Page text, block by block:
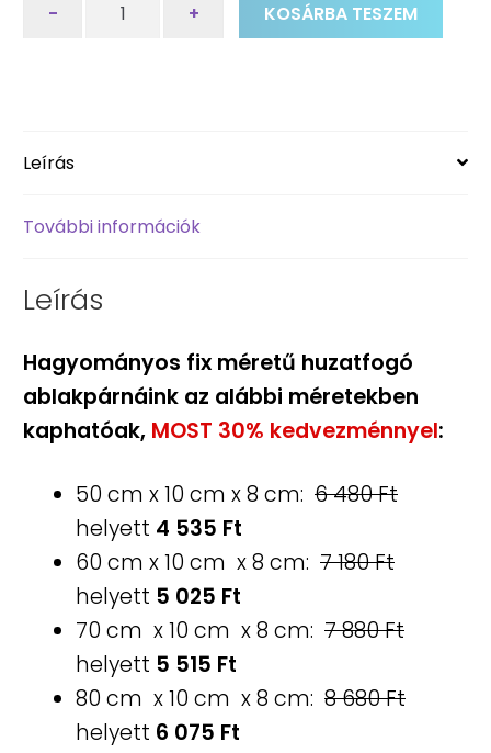
-
mennyiség
+ KOSÁRBA TESZEM
Leírás
További információk
Leírás
Hagyományos fix méretű huzatfogó
ablakpárnáink az alábbi méretekben
kaphatóak, MOST 30% kedvezménnyel:
50 cm x 10 cm x 8 cm: 6 480 Ft
helyett 4 535 Ft
60 cm x 10 cm x 8 cm: 7 180 Ft
helyett 5 025 Ft
70 cm x 10 cm x 8 cm: 7 880 Ft
helyett 5 515 Ft
80 cm x 10 cm x 8 cm: 8 680 Ft
helyett 6 075 Ft